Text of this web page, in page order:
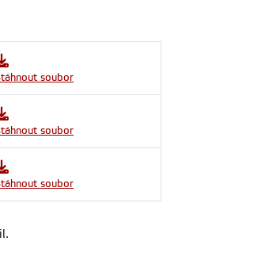
soubor
soubor
soubor